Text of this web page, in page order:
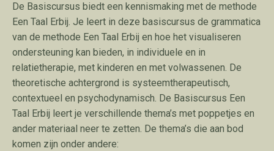
De Basiscursus biedt een kennismaking met de methode
Een Taal Erbij. Je leert in deze basiscursus de grammatica
van de methode Een Taal Erbij en hoe het visualiseren
ondersteuning kan bieden, in individuele en in
relatietherapie, met kinderen en met volwassenen. De
theoretische achtergrond is systeemtherapeutisch,
contextueel en psychodynamisch. De Basiscursus Een
Taal Erbij leert je verschillende thema’s met poppetjes en
ander materiaal neer te zetten. De thema’s die aan bod
komen zijn onder andere: